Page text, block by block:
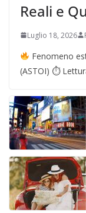
Reali e
Luglio 18, 2026
Fenomeno
(ASTOI) ⏱